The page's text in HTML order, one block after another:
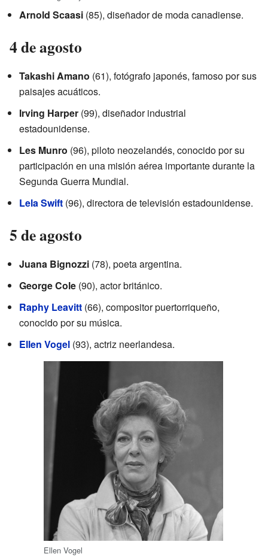
Arnold Scaasi (85), diseñador de moda canadiense.
4 de agosto
Takashi Amano (61), fotógrafo japonés, famoso por sus
paisajes acuáticos.
Irving Harper (99), diseñador industrial
estadounidense.
Les Munro (96), piloto neozelandés, conocido por su
participación en una misión aérea importante durante la
Segunda Guerra Mundial.
Lela Swift (96), directora de televisión estadounidense.
5 de agosto
Juana Bignozzi (78), poeta argentina.
George Cole (90), actor británico.
Raphy Leavitt (66), compositor puertorriqueño,
conocido por su música.
Ellen Vogel (93), actriz neerlandesa.
Ellen Vogel